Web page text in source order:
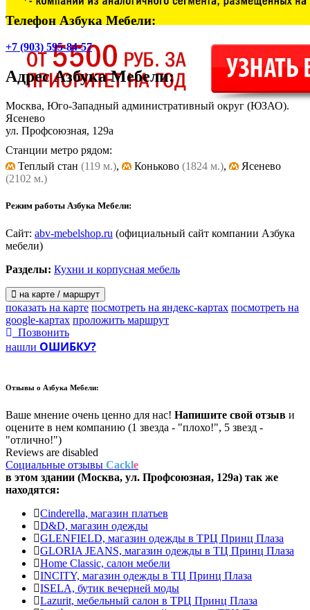
Телефон Азбука Мебели:
+7 (903) 595-84-57
АдресАзбука Мебели:
Москва, Юго-Западный административный округ (ЮЗАО).
Ясенево
ул. Профсоюзная, 129а
Станции метро рядом:
Теплый стан (119 м.), Коньково (1824 м.),
Ясенево
(2102 м.)
Режим работы Азбука Мебели:
Сайт: abv-mebelshop.ru (официальный сайт компании Азбука
мебели)
Разделы: Кухни и корпусная мебель
на карте / маршрут
показать на карте посмотреть на яндекс-картах посмотреть на
google-картах проложить маршрут
Позвонить
нашли ОШИБКУ?
Отзывы о Азбука Мебели:
Ваше мнение очень ценно для нас! Напишите свой отзыв и
оцените в нем компанию (1 звезда - "плохо!", 5 звезд -
"отлично!")
Reviews are disabled
Социальные отзывы Cackle
в этом здании (Москва, ул. Профсоюзная, 129а) так же
находятся:
Cinderella, магазин платьев
D&D, магазин одежды
GLENFIELD, магазин одежды в ТРЦ Принц Плаза
GLORIA JEANS, магазин одежды в ТЦ Принц Плаза
Home Classic, салон мебели
INCITY, магазин одежды в ТЦ Принц Плаза
ISELA, бутик вечерней моды
Lazurit, мебельный салон в ТРЦ Принц Плаза